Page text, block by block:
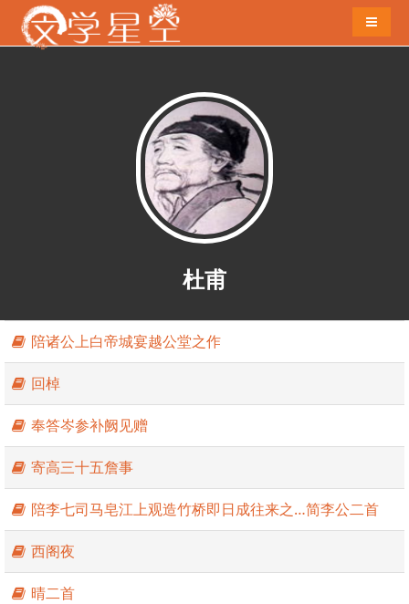
导航切
杜甫
杜甫简介：杜甫（712－770），字子美，自号少陵野老，
世称“杜工部”、“杜少陵”等，汉族，河南府巩县（今河南省
巩义市）人，唐代伟大的现实主义诗人，杜甫被世人尊
为“诗圣”，其诗被称为“诗史”。杜甫与李白合称“李杜”，为
与李白又合称“大李杜”。他忧国忧民，人格高尚，他的约
1400余首诗被保留了下来，诗艺精湛，在中国古典诗歌中
备受推崇，影响深远。759-766年间曾居成都，后世有杜甫
草堂纪念。杜甫精选代表作品列表如下：
陪诸公上白帝城宴越公堂之作
回棹
奉答岑参补阙见赠
寄高三十五詹事
陪李七司马皂江上观造竹桥即日成往来之…简李公二首
西阁夜
晴二首